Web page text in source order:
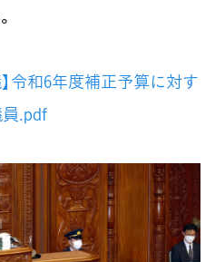
令和6年度補正予算に対す
.pdf